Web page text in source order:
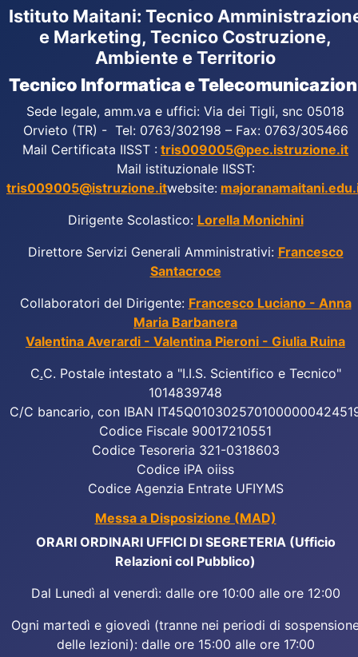
Istituto Maitani: Tecnico
e Marketing, Tecnico Costruzione,
Ambiente e Territorio
Tecnico Informatica e
Sede legale, amm.va e uffici: Via dei Tigli, snc 05018
Orvieto (TR) - Tel: 0763/302198 – Fax: 0763/305466
Mail Certificata IISST : tris009005@pec.istruzione.it
Mail istituzionale IISST:
tris009005@istruzione.itwebsite:
Dirigente Scolastico: Lorella Monichini
Direttore Servizi Generali Amministrativi: Francesco
Santacroce
Collaboratori del Dirigente: Francesco Luciano - Anna
Maria Barbanera
Valentina Averardi - Valentina Pieroni - Giulia Ruina
C.C. Postale intestato a "I.I.S. Scientifico e Tecnico"
1014839748
C/C bancario, con IBAN
Codice Fiscale 90017210551
Codice Tesoreria 321-0318603
Codice iPA oiiss
Codice Agenzia Entrate UFIYMS
Messa a Disposizione (MAD)
ORARI ORDINARI UFFICI DI SEGRETERIA (Ufficio
Relazioni col Pubblico)
Dal Lunedì al venerdì: dalle ore 10:00 alle ore 12:00
Ogni martedì e giovedì (tranne nei periodi di
delle lezioni): dalle ore 15:00 alle ore 17:00